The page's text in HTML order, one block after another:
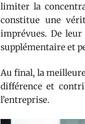
limiter la
constitue une
imprévues. De
supplémentaire et
Au final, la
différence et
l’entreprise.